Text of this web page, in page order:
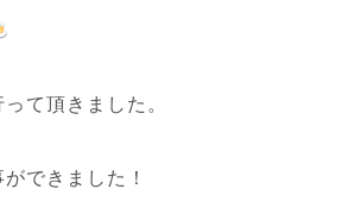
て頂きました。
できました！